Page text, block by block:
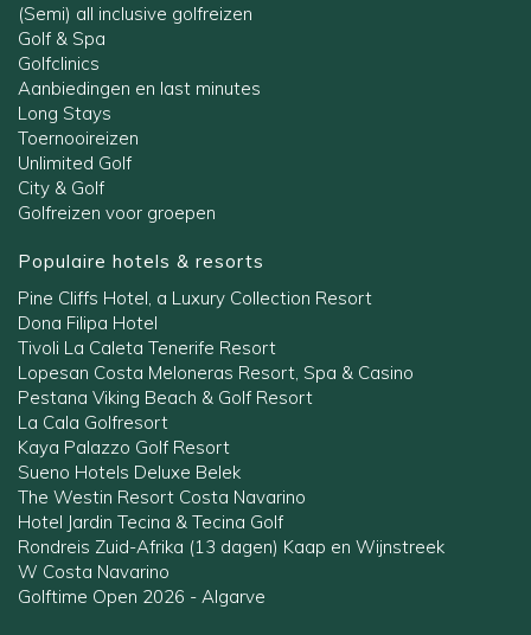
(Semi) all inclusive golfreizen
Golf & Spa
Golfclinics
Aanbiedingen en last minutes
Long Stays
Toernooireizen
Unlimited Golf
City & Golf
Golfreizen voor groepen
Populaire hotels & resorts
Pine Cliffs Hotel, a Luxury Collection Resort
Dona Filipa Hotel
Tivoli La Caleta Tenerife Resort
Lopesan Costa Meloneras Resort, Spa & Casino
Pestana Viking Beach & Golf Resort
La Cala Golfresort
Kaya Palazzo Golf Resort
Sueno Hotels Deluxe Belek
The Westin Resort Costa Navarino
Hotel Jardin Tecina & Tecina Golf
Rondreis Zuid-Afrika (13 dagen) Kaap en Wijnstreek
W Costa Navarino
Golftime Open 2026 - Algarve